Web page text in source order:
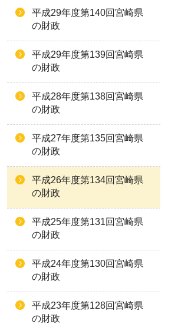
平成29年度第140回宮崎県
の財政
平成29年度第139回宮崎県
の財政
平成28年度第138回宮崎県
の財政
平成27年度第135回宮崎県
の財政
平成26年度第134回宮崎県
の財政
平成25年度第131回宮崎県
の財政
平成24年度第130回宮崎県
の財政
平成23年度第128回宮崎県
の財政